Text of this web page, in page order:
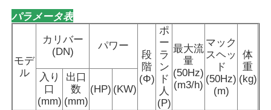
パラメータ表
モデ
ル
カリバー
(DN)
パワー
段
階
(Φ)
ポ
ー
ラ
ン
ド
人
(P)
最大流
量
(50Hz)
(m3/h)
マック
スヘッ
ド
(50Hz)
(m)
体
重
(kg)
入り
口
(mm)
出口
数
(mm)
(HP) (KW)